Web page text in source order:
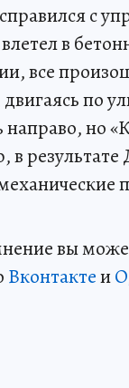
с
в
все
по
но
вы
Вконтактеи